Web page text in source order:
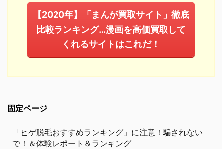
【2020年】「まんが買取サイト」徹底
比較ランキング…漫画を高価買取して
くれるサイトはこれだ！
固定ページ
「ヒゲ脱毛おすすめランキング」に注意！騙されない
で！＆体験レポート＆ランキング